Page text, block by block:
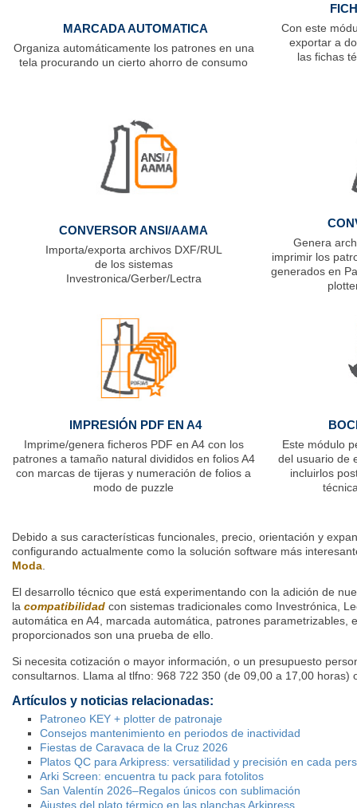
MARCADA AUTOMATICA
Organiza automáticamente los patrones en una
tela procurando un cierto ahorro de consumo
Con este
exportar a
las fichas
CONVERSOR ANSI/AAMA
Importa/exporta archivos DXF/RUL
de los sistemas
Investronica/Gerber/Lectra
Genera
imprimir los
generados en
IMPRESIÓN PDF EN A4
Imprime/genera ficheros PDF en A4 con los
patrones a tamaño natural divididos en folios A4
con marcas de tijeras y numeración de folios a
modo de puzzle
Este módulo
del usuario de
incluirlos
Debido a sus características funcionales, precio, orientación y
configurando actualmente como la solución software más
Moda
El desarrollo técnico que está experimentando con la adición de
la compatibilidad con sistemas tradicionales como Investrónica,
automática en A4, marcada automática, patrones parametrizables,
proporcionados son una prueba de ello.
Si necesita cotización o mayor información, o un presupuesto
consultarnos. L lama al tlfno: 968 722 350 (de 09,00 a 17,00 horas)
Artículos y noticias relacionadas:
Patroneo KEY + plotter de patronaje
Consejos mantenimiento en periodos de inactividad
Fiestas de Caravaca de la Cruz 2026
Platos QC para Arkipress: versatilidad y precisión en cada
Arki Screen: encuentra tu pack para fotolitos
San Valentín 2026–Regalos únicos con sublimación
Ajustes del plato térmico en las planchas Arkipress